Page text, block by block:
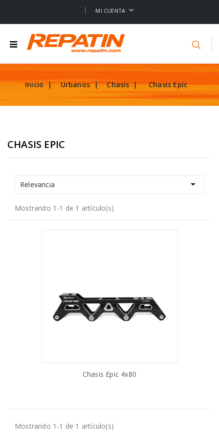
MI CUENTA
Inicio Urbanos Chasis Chasis Epic
CHASIS EPIC
Relevancia 
Mostrando 1-1 de 1 artículo(s)
AÑADIR AL CARRITO
Chasis Epic 4x80
Mostrando 1-1 de 1 artículo(s)